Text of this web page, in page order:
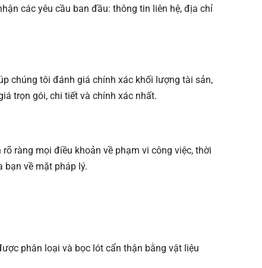
các yêu cầu ban đầu: thông tin liên hệ, địa chỉ
chúng tôi đánh giá chính xác khối lượng tài sản,
trọn gói, chi tiết và chính xác nhất.
ràng mọi điều khoản về phạm vi công việc, thời
bạn về mặt pháp lý.
phân loại và bọc lót cẩn thận bằng vật liệu